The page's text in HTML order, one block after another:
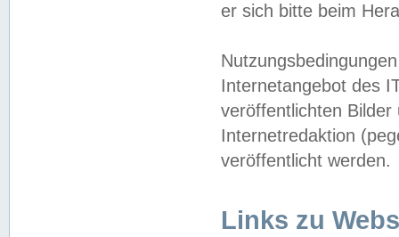
er sich bitte beim
Internetangebot des
veröffentlichten
Internetredaktion
veröffentlicht werden.
Links zu